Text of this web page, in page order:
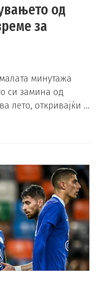
од
за
минутажа
си замина од
лето, откривајќи …